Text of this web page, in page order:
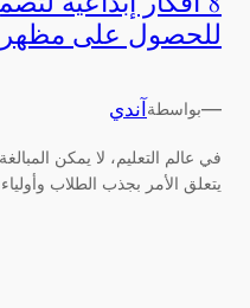
للحصول على
—بواسطة آندي
في عالم التعليم، لا يمكن
يتعلق الأمر بجذب الطلاب